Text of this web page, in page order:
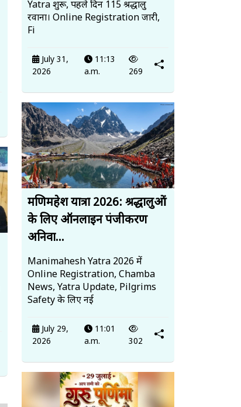
Yatra शुरू, पहले दिन 115 श्रद्धालु
रवाना। Online Registration जारी,
Fi
July 31,
2026
11:13
a.m.
269
मणिमहेश यात्रा 2026: श्रद्धालुओं
के लिए ऑनलाइन पंजीकरण
अनिवा...
Manimahesh Yatra 2026 में
Online Registration, Chamba
News, Yatra Update, Pilgrims
Safety के लिए नई
July 29,
2026
11:01
a.m.
302